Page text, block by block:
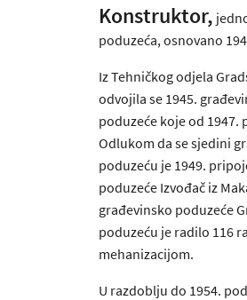
Konstruktor,
poduzeća, osnovano
Iz Tehničkog odjela
odvojila se 1945.
poduzeće koje od
Odlukom da se sjedini
poduzeću je 1949.
poduzeće Izvođač iz
građevinsko poduzeće
poduzeću je radilo 116
mehanizacijom.
U razdoblju do 1954.